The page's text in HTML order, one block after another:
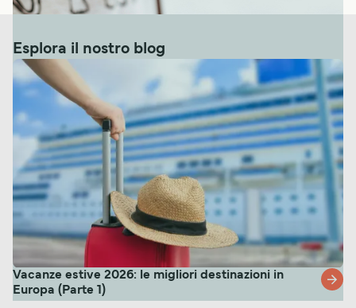
Esplora il nostro blog
Vacanze estive 2026: le migliori destinazioni in
Europa (Parte 1)